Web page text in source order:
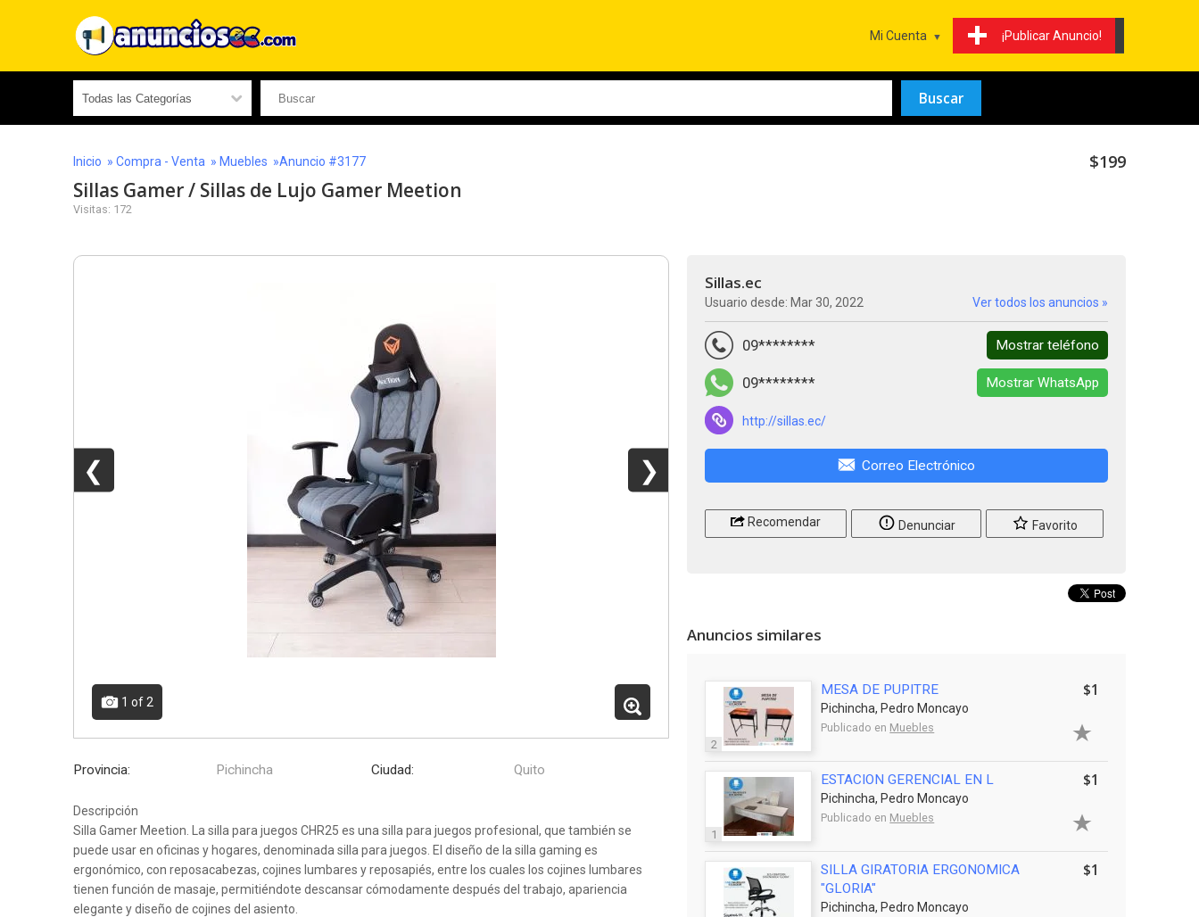
¡Publicar Anuncio!
Mi Cuenta
Inicio » Compra - Venta » Muebles »Anuncio #3177 $199
Sillas Gamer / Sillas de Lujo Gamer Meetion
Visitas: 172
❮ ❯
1 of 2
Provincia: Pichincha Ciudad: Quito
Descripción
Silla Gamer Meetion. La silla para juegos CHR25 es una silla para juegos profesional, que también se
puede usar en oficinas y hogares, denominada silla para juegos. El diseño de la silla gaming es
ergonómico, con reposacabezas, cojines lumbares y reposapiés, entre los cuales los cojines lumbares
tienen función de masaje, permitiéndote descansar cómodamente después del trabajo, apariencia
elegante y diseño de cojines del asiento.
Sillas.ec
Usuario desde: Mar 30, 2022 Ver todos los anuncios »
09******** Mostrar teléfono
09******** Mostrar WhatsApp
http://sillas.ec/
Correo Electrónico
Recomendar Denunciar Favorito
Anuncios similares
2
MESA DE PUPITRE
Pichincha, Pedro Moncayo
Publicado en Muebles
$1
1
ESTACION GERENCIAL EN L
Pichincha, Pedro Moncayo
Publicado en Muebles
$1
SILLA GIRATORIA ERGONOMICA
"GLORIA"
Pichincha, Pedro Moncayo
$1